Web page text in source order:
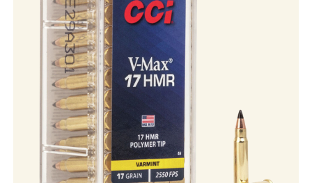
Utrustning
Jaktkläder & skor
Måltavlor